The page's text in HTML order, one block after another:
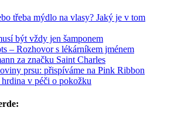
třeba mýdlo na vlasy? Jaký je v tom
být vždy jen šamponem
– Rozhovor s lékárníkem jménem
za značku Saint Charles
prsu: přispíváme na Pink Ribbon
v péči o pokožku